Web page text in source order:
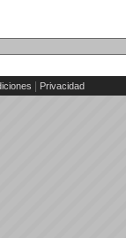
Privacidad